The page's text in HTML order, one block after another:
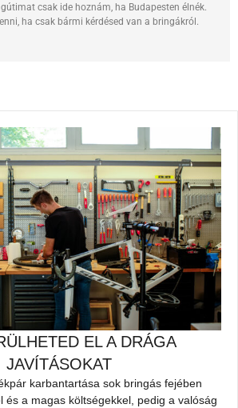
csak ide hoznám, ha Budapesten élnék.
ha csak bármi kérdésed van a bringákról.
EL A DRÁGA
JAVÍTÁSOKAT
karbantartása sok bringás fejében
és a magas költségekkel, pedig a valóság